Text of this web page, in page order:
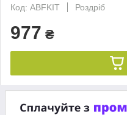
Код: ABFKIT
Роздріб
977 ₴